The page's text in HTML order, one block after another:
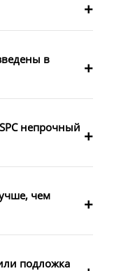
в
непрочный
чем
подложка